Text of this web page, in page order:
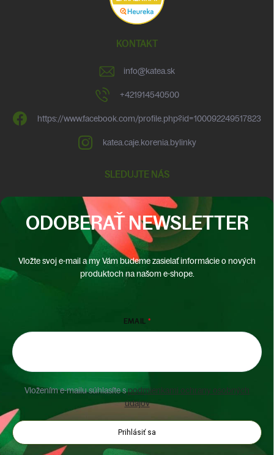
KONTAKT
info@katea.sk
+421914540500
https://www.facebook.com/profile.php?id=100092249517823
katea.caje.korenia.bylinky
SLEDUJTE NÁS
ODOBERAŤ NEWSLETTER
Vložte svoj e-mail a my Vám budeme zasielať informácie o nových
produktoch na našom e-shope.
EMAIL
Vložením e-mailu súhlasíte spodmienkami ochrany osobných
údajov
Prihlásiť sa